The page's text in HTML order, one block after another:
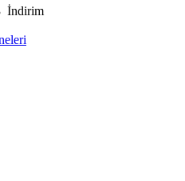
İndirim